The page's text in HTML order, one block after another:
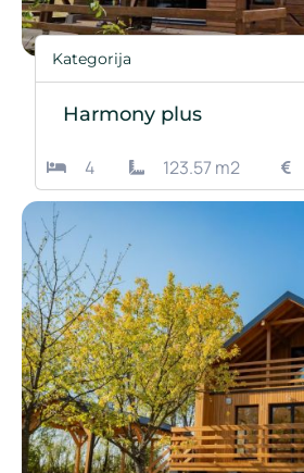
Kategorija
Harmony plus
4 123.57 m2